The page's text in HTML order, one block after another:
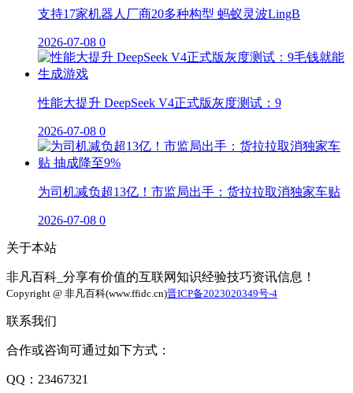
支持17家机器人厂商20多种构型 蚂蚁灵波LingB
2026-07-08 0
性能大提升 DeepSeek V4正式版灰度测试：9
2026-07-08 0
为司机减负超13亿！市监局出手：货拉拉取消独家车贴
2026-07-08 0
关于本站
非凡百科_分享有价值的互联网知识经验技巧资讯信息！
Copyright @ 非凡百科(www.ffidc.cn)晋ICP备2023020349号-4
联系我们
合作或咨询可通过如下方式：
QQ：23467321